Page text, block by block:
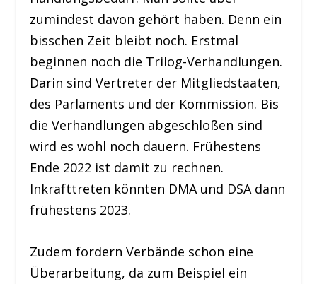
zumindest davon gehört haben. Denn ein
bisschen Zeit bleibt noch. Erstmal
beginnen noch die Trilog-Verhandlungen.
Darin sind Vertreter der Mitgliedstaaten,
des Parlaments und der Kommission. Bis
die Verhandlungen abgeschloßen sind
wird es wohl noch dauern. Frühestens
Ende 2022 ist damit zu rechnen.
Inkrafttreten könnten DMA und DSA dann
frühestens 2023.
Zudem fordern Verbände schon eine
Überarbeitung, da zum Beispiel ein